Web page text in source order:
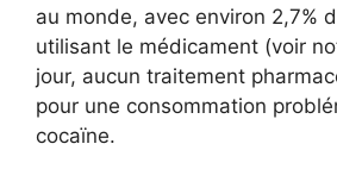
au monde, avec environ 2,7%
utilisant le médicament (voir
jour, aucun traitement
pour une consommation
cocaïne.